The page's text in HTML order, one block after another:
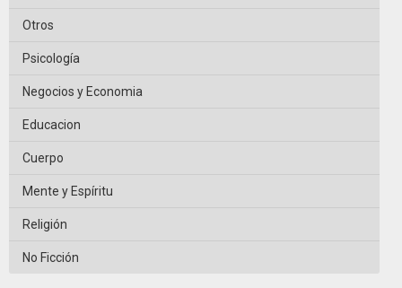
Otros
Psicología
Negocios y Economia
Educacion
Cuerpo
Mente y Espíritu
Religión
No Ficción